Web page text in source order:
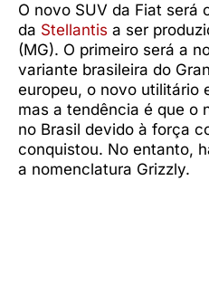
O novo SUV da Fiat será
da Stellantis a ser
(MG). O primeiro será a
variante brasileira do
europeu, o novo utilitário
mas a tendência é que o
no Brasil devido à força
conquistou. No entanto,
a nomenclatura Grizzly.